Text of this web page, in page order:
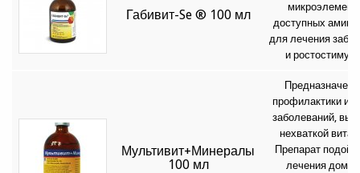
Габивит-Se ® 100 мл
доступных
для лечения
и
Мультивит+Минералы
100 мл
профилактики и
заболеваний,
нехваткой
Препарат
лечения